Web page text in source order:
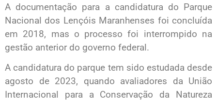
A documentação para a candidatura do Parque
Nacional dos Lençóis Maranhenses foi concluída
em 2018, mas o processo foi interrompido na
gestão anterior do governo federal.
A candidatura do parque tem sido estudada desde
agosto de 2023, quando avaliadores da União
Internacional para a Conservação da Natureza